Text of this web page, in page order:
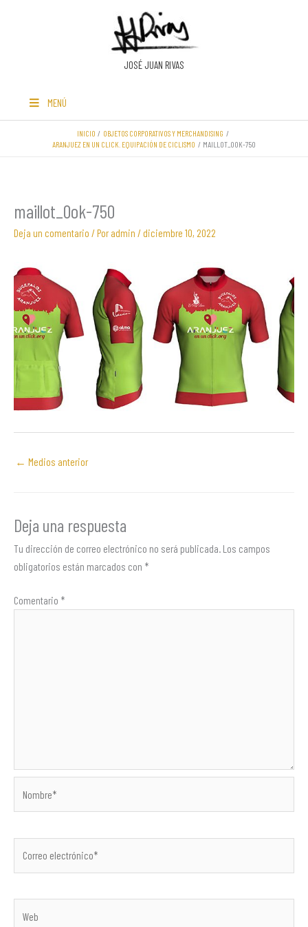
JOSÉ JUAN RIVAS
MENÚ
INICIO
OBJETOS CORPORATIVOS Y MERCHANDISING
ARANJUEZ EN UN CLICK. EQUIPACIÓN DE CICLISMO
MAILLOT_0OK-750
maillot_0ok-750
Deja un comentario / Poradmin /diciembre 10, 2022
← Medios anterior
Deja una respuesta
Tu dirección de correo electrónico no será publicada. Los campos
obligatorios están marcados con *
Comentario *
electrónico*